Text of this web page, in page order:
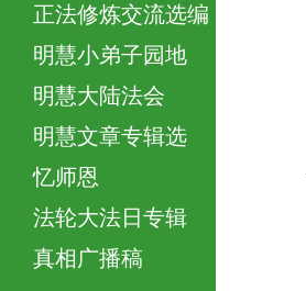
正法修炼交流选编
明慧小弟子园地
明慧大陆法会
明慧文章专辑选
忆师恩
法轮大法日专辑
真相广播稿